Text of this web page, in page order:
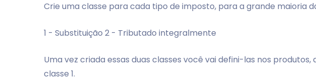
Crie uma classe para cada tipo de imposto, para a grande maioria
1 - Substituição 2 - Tributado integralmente
Uma vez criada essas duas classes você vai defini-las nos
classe 1.